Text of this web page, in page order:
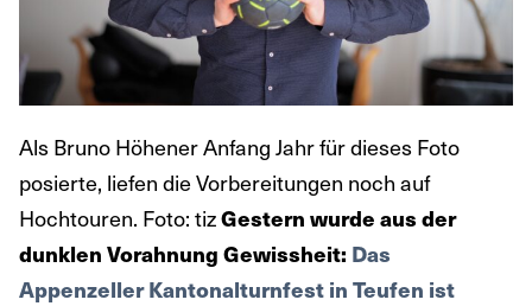
Als Bruno Höhener Anfang Jahr für dieses Foto
posierte, liefen die Vorbereitungen noch auf
Hochtouren. Foto: tizGestern wurde aus der
dunklen Vorahnung Gewissheit: Das
Appenzeller Kantonalturnfest in Teufen ist